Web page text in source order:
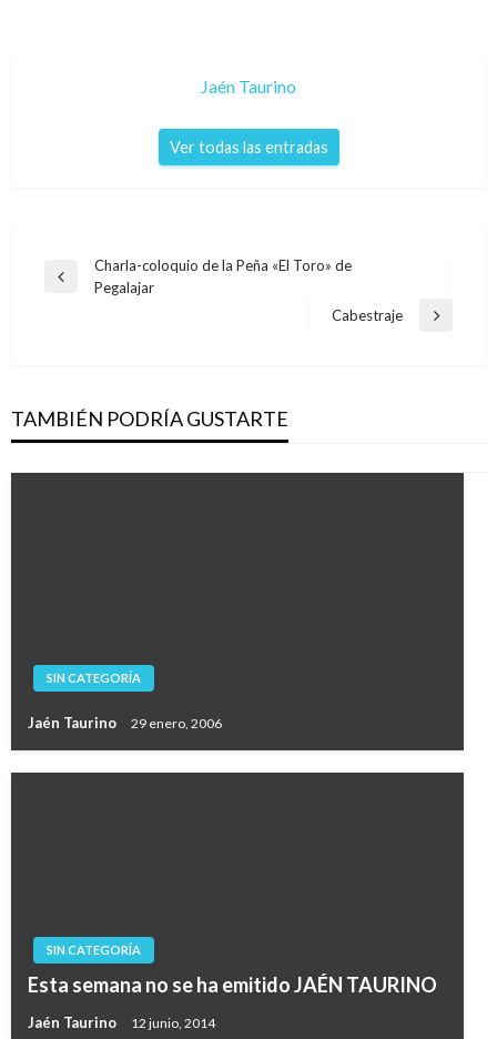
Jaén Taurino
Ver todas las entradas
Navegación
Entrada
Charla-coloquio de la Peña «El Toro» de
Pegalajar
Entrada
Cabestraje
TAMBIÉN PODRÍA GUSTARTE
SIN CATEGORÍA
Jaén Taurino 29 enero, 2006
SIN CATEGORÍA
Esta semana no se ha emitido JAÉN TAURINO
Jaén Taurino 12 junio, 2014